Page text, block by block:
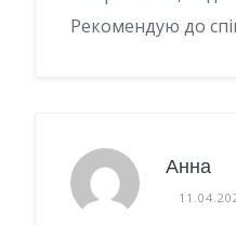
Рекомендую до
Анна